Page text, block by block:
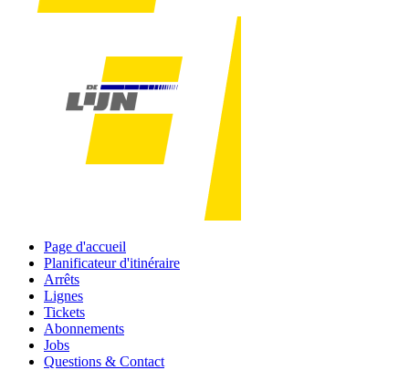
Page d'accueil
Planificateur d'itinéraire
Arrêts
Lignes
Tickets
Abonnements
Jobs
Questions & Contact